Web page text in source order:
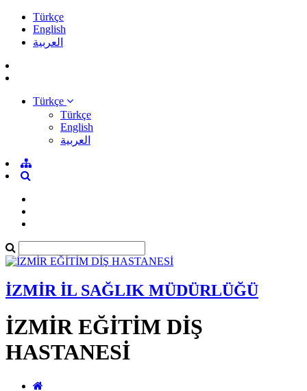
Türkçe
English
العربية
Türkçe
Türkçe
English
العربية
İZMİR İL SAĞLIK MÜDÜRLÜĞÜ
İZMİR EĞİTİM DİŞ
HASTANESİ